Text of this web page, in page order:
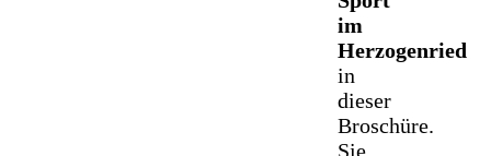
im
Herzogenried
in
dieser
Broschüre.
Sie